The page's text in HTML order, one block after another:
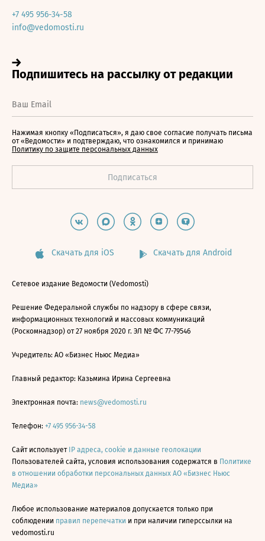
+7 495 956-34-58
info@vedomosti.ru
Нажимая кнопку «Подписаться», я даю свое согласие получать письма
от «Ведомости» и подтверждаю, что ознакомился и принимаю
Политику по защите персональных данных
Скачать для iOS Скачать для Android
Сетевое издание Ведомости (Vedomosti)
Решение Федеральной службы по надзору в сфере связи,
информационных технологий и массовых коммуникаций
(Роскомнадзор) от 27 ноября 2020 г. ЭЛ № ФС 77-79546
Учредитель: АО «Бизнес Ньюс Медиа»
Главный редактор: Казьмина Ирина Сергеевна
Электронная почта: news@vedomosti.ru
Телефон: +7 495 956-34-58
Сайт использует IP адреса, cookie и данные геолокации
Пользователей сайта, условия использования содержатся в Политике
в отношении обработки персональных данных АО «Бизнес Ньюс
Медиа»
Любое использование материалов допускается только при
соблюдении правил перепечатки и при наличии гиперссылки на
vedomosti.ru